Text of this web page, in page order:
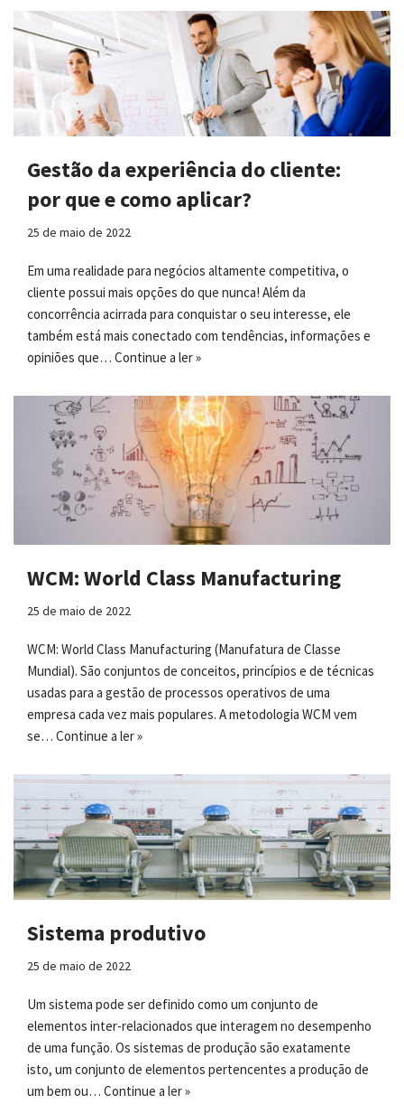
Gestão da experiência do cliente:
por que e como aplicar?
25 de maio de 2022
Em uma realidade para negócios altamente competitiva, o
cliente possui mais opções do que nunca! Além da
concorrência acirrada para conquistar o seu interesse, ele
também está mais conectado com tendências, informações e
opiniões que… Continue a ler »
WCM: World Class Manufacturing
25 de maio de 2022
WCM: World Class Manufacturing (Manufatura de Classe
Mundial). São conjuntos de conceitos, princípios e de técnicas
usadas para a gestão de processos operativos de uma
empresa cada vez mais populares. A metodologia WCM vem
se… Continue a ler »
Sistema produtivo
25 de maio de 2022
Um sistema pode ser definido como um conjunto de
elementos inter-relacionados que interagem no desempenho
de uma função. Os sistemas de produção são exatamente
isto, um conjunto de elementos pertencentes a produção de
um bem ou… Continue a ler »